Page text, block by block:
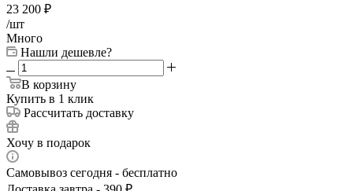
23 200 ₽
/шт
Много
Нашли дешевле?
В корзину
Купить в 1 клик
Рассчитать доставку
Хочу в подарок
Самовывоз сегодня - бесплатно